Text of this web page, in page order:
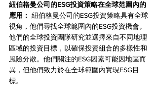
紐伯格曼公司的ESG投資策略在全球范圍內的
應用： 紐伯格曼公司的ESG投資策略具有全球
視角，他們尋找全球範圍內的ESG投資機會。
他們的全球投資團隊研究並選擇來自不同地理
區域的投資目標，以確保投資組合的多樣性和
風險分散。他們關注的ESG因素可能因地區而
異，但他們致力於在全球範圍內實現ESG目
標。